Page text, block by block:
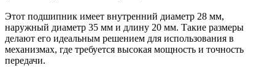
Этот подшипник имеет внутренний диаметр 28 мм,
наружный диаметр 35 мм и длину 20 мм. Такие размеры
делают его идеальным решением для использования в
механизмах, где требуется высокая мощность и точность
передачи.